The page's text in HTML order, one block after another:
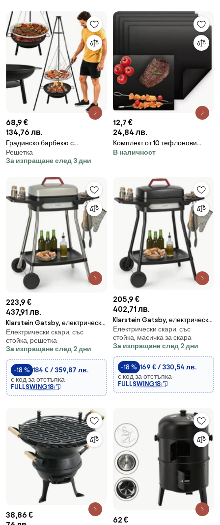
68,9 €
134,76 лв.
Градинско барбекю с
триножник – висяща решетка
от неръждаема стомана с
Решетка
За изпращане след 3 дни
12,7 €
24,84 лв.
Комплект от 10 тефлонови
подложки за грил 40 x 33 cm
В наличност
223,9 €
437,91 лв.
Klarstein Gatsby, електрическа
скара, 2000 W, незалепваща
скара, бежово / черна
Електрически скари, със
стойка, решетка
За изпращане след 2 дни
-18 % 184 € / 359,87 лв.
с код за отстъпка
FULLSWING18
205,9 €
402,71 лв.
Klarstein Gatsby, електрическа
скара, 2000 W, незалепваща
скара, черна
Електрически скари, със
стойка, масичка за скара
За изпращане след 2 дни
-18 % 169 € / 330,54 лв.
с код за отстъпка
FULLSWING18
38,86 €
62 €